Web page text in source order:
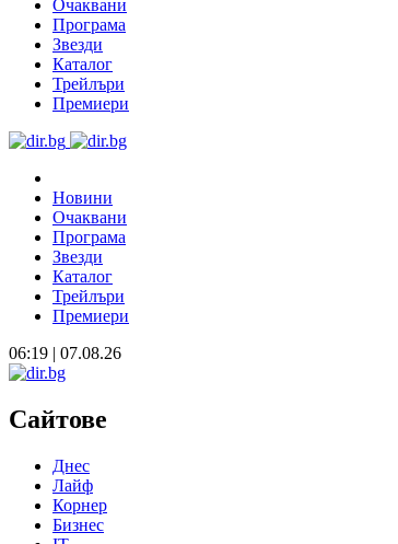
Очаквани
Програма
Звезди
Каталог
Трейлъри
Премиери
Новини
Очаквани
Програма
Звезди
Каталог
Трейлъри
Премиери
06:19 | 07.08.26
Сайтове
Днес
Лайф
Корнер
Бизнес